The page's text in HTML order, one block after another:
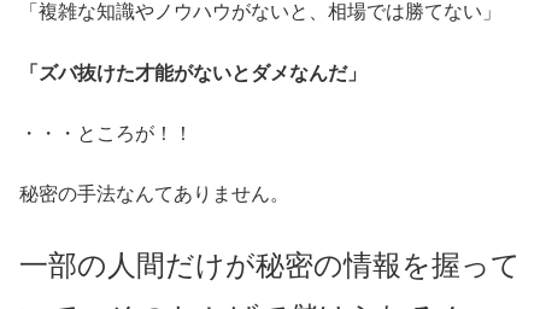
「複雑な知識やノウハウがないと、相場では勝てない」
「ズバ抜けた才能がないとダメなんだ」
・・・ところが！！
秘密の手法なんてありません。
一部の人間だけが秘密の情報を握って